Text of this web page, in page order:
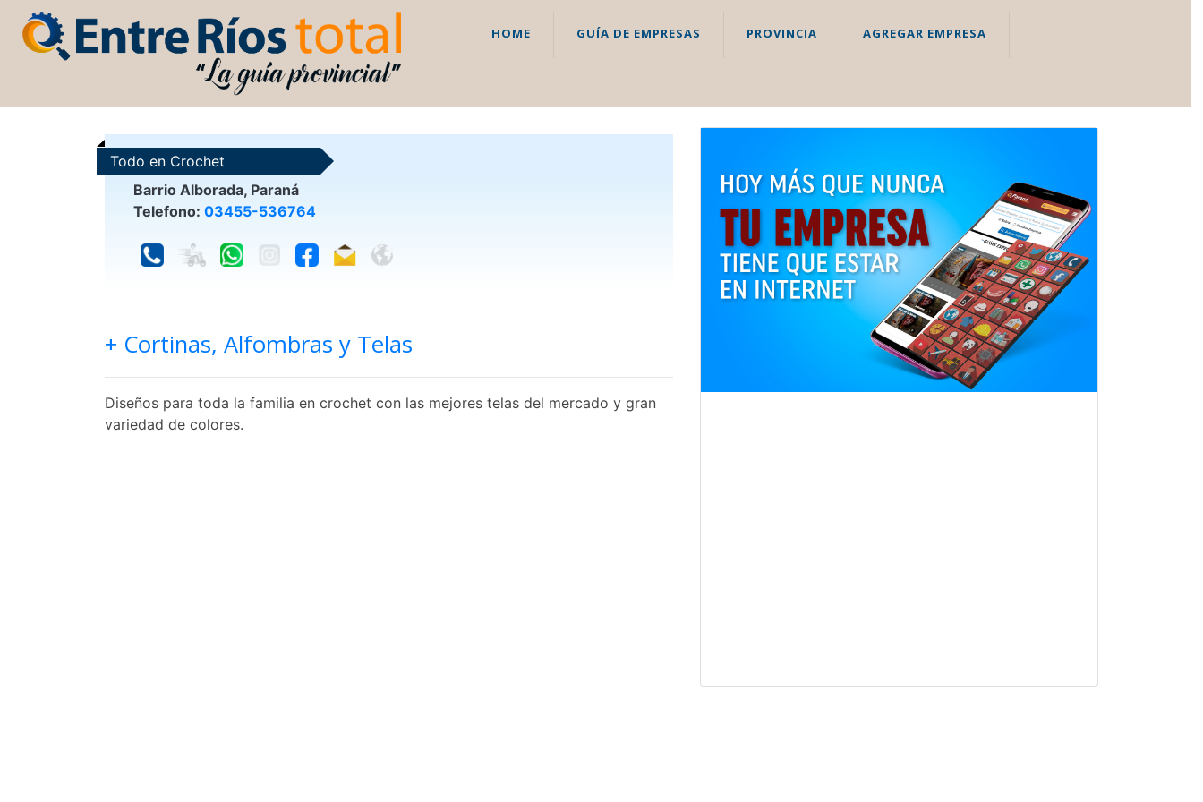
HOME GUÍA DE EMPRESAS PROVINCIA AGREGAR EMPRESA
Todo en Crochet
Barrio Alborada, Paraná
Telefono: 03455-536764
+ Cortinas, Alfombras y Telas
Diseños para toda la familia en crochet con las mejores telas del mercado y gran
variedad de colores.